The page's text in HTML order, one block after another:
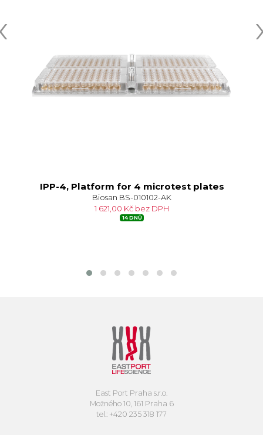
IPP-4, Platform for 4 microtest plates
Biosan BS-010102-AK
1 621,00 Kč bez DPH
14 DNŮ
East Port Praha s.r.o.
Možného 10, 161 Praha 6
tel.: +420 235 318 177